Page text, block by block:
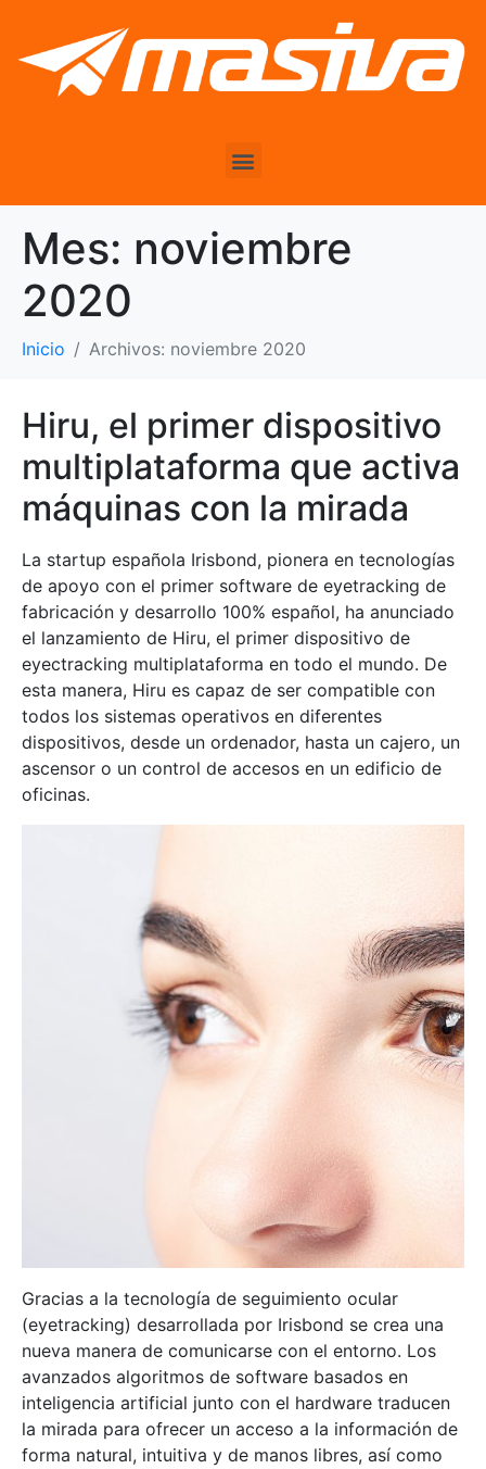
Mes: noviembre
2020
Inicio Archivos: noviembre 2020
Hiru, el primer dispositivo
multiplataforma que activa
máquinas con la mirada
La startup española Irisbond, pionera en tecnologías
de apoyo con el primer software de eyetracking de
fabricación y desarrollo 100% español, ha anunciado
el lanzamiento de Hiru, el primer dispositivo de
eyectracking multiplataforma en todo el mundo. De
esta manera, Hiru es capaz de ser compatible con
todos los sistemas operativos en diferentes
dispositivos, desde un ordenador, hasta un cajero, un
ascensor o un control de accesos en un edificio de
oficinas.
Gracias a la tecnología de seguimiento ocular
(eyetracking) desarrollada por Irisbond se crea una
nueva manera de comunicarse con el entorno. Los
avanzados algoritmos de software basados en
inteligencia artificial junto con el hardware traducen
la mirada para ofrecer un acceso a la información de
forma natural, intuitiva y de manos libres, así como